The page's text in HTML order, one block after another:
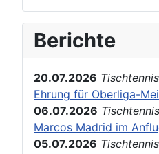
Berichte
20.07.2026 Tischtennis
Ehrung für Oberliga-
06.07.2026 Tischtennis
Marcos Madrid im
05.07.2026 Tischtennis